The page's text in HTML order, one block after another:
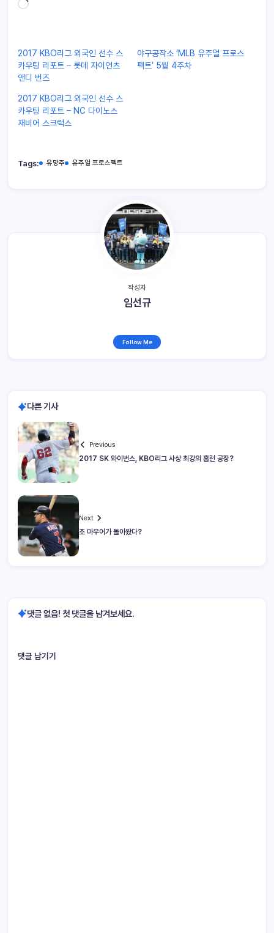
2017 KBO리그 외국인 선수 스
카우팅 리포트 – 롯데 자이언츠
앤디 번즈
야구공작소 ‘MLB 유주얼 프로스
펙트’ 5월 4주차
2017 KBO리그 외국인 선수 스
카우팅 리포트 – NC 다이노스
재비어 스크럭스
Tags: 유망주 유주얼 프로스펙트
작성자
임선규
Follow Me
다른 기사
Previous
2017 SK 와이번스, KBO리그 사상 최강의 홈런 공장?
Next
조 마우어가 돌아왔다?
댓글 없음! 첫 댓글을 남겨보세요.
댓글 남기기